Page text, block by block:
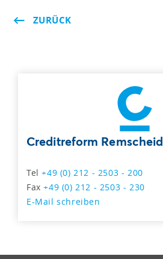
ZURÜCK
Creditreform Remscheid
Tel+49 (0) 212 - 2503 - 200
Fax+49 (0) 212 - 2503 - 230
E-Mail schreiben